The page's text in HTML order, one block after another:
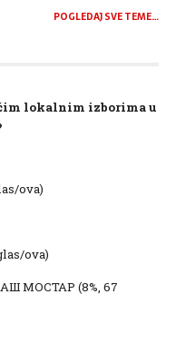
POGLEDAJ SVE TEME…
lokalnim izborima u
ova)
ova)
МОСТАР (8%, 67